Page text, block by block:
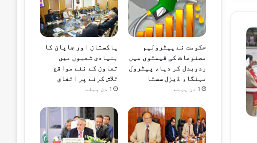
حکومت نے پیٹرولیم
مصنوعات کی قیمتوں میں
ردوبدل کر دیا، پیٹرول
مہنگا، ڈیزل سستا
1 دن پہلے
پاکستان اور جاپان کا
بنیادی شعبوں میں
تعاون کے نئے مواقع
تلاش کرنے پر اتفاق
1 دن پہلے